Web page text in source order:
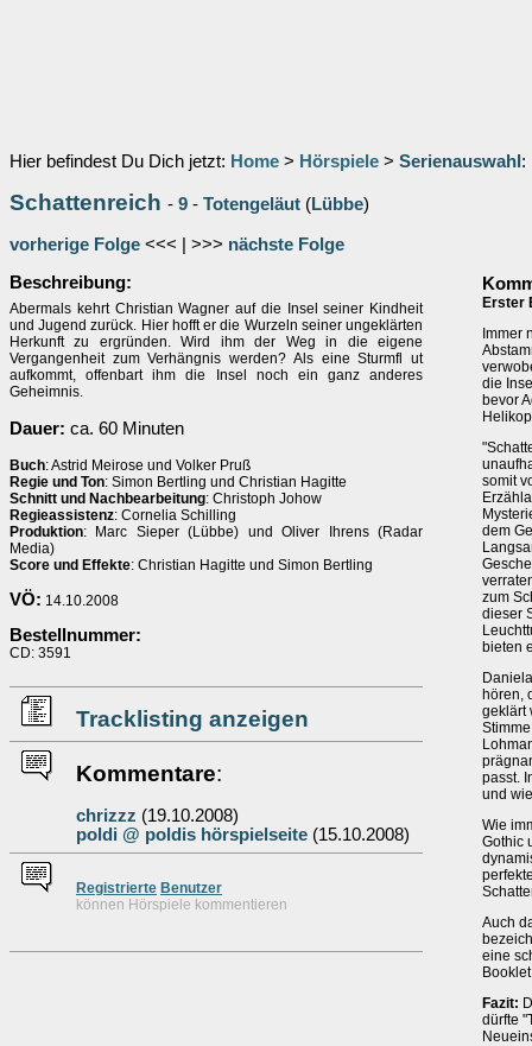
Hier befindest Du Dich jetzt: Home > Hörspiele > Serienauswahl :
Schattenreich - 9 - Totengeläut (Lübbe)
vorherige Folge <<< | >>> nächste Folge
Beschreibung:
Abermals kehrt Christian Wagner auf die Insel seiner Kindheit
und Jugend zurück. Hier hofft er die Wurzeln seiner ungeklärten
Herkunft zu ergründen. Wird ihm der Weg in die eigene
Vergangenheit zum Verhängnis werden? Als eine Sturmfl ut
aufkommt, offenbart ihm die Insel noch ein ganz anderes
Geheimnis.
Dauer: ca. 60 Minuten
Buch: Astrid Meirose und Volker Pruß
Regie und Ton: Simon Bertling und Christian Hagitte
Schnitt und Nachbearbeitung: Christoph Johow
Regieassistenz: Cornelia Schilling
Produktion: Marc Sieper (Lübbe) und Oliver Ihrens (Radar
Media)
Score und Effekte: Christian Hagitte und Simon Bertling
VÖ: 14.10.2008
Bestellnummer:
CD: 3591
Tracklisting anzeigen
Kommentare:
chrizzz (19.10.2008)
poldi @ poldis hörspielseite (15.10.2008)
Registrierte Benutzer
können Hörspiele kommentieren
Erster
Immer
die
bevor
somit
dem
zum
dieser
bieten
hören,
geklärt
passt.
und
Wie
Gothic
Auch
eine
Fazit:
dürfte